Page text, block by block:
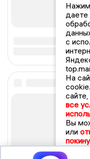
даете
с
На
все
Вы
или